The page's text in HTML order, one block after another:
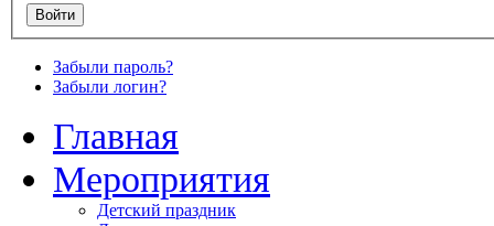
Забыли пароль?
Забыли логин?
Главная
Мероприятия
Детский праздник